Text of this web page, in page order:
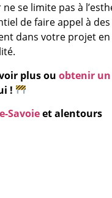
ne se limite pas à
de faire appel à
dans votre projet
plus ouobtenir un
!
Savoieet alentours